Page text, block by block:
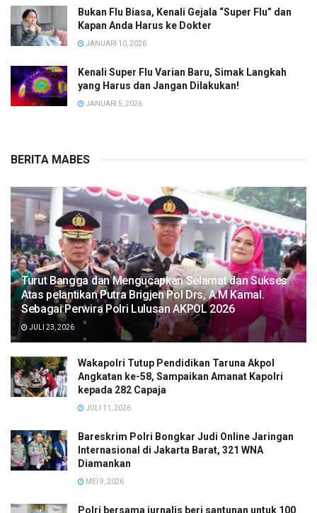
Bukan Flu Biasa, Kenali Gejala “Super Flu” dan
Kapan Anda Harus ke Dokter
JANUARI 10, 2026
Kenali Super Flu Varian Baru, Simak Langkah
yang Harus dan Jangan Dilakukan!
JANUARI 5, 2026
BERITA MABES
Turut Bangga dan Mengucapkan Selamat dan Sukses
Atas pelantikan Putra Brigjen Pol Drs, A.M Kamal.
Sebagai Perwira Polri Lulusan AKPOL 2026
JULI 23, 2026
Wakapolri Tutup Pendidikan Taruna Akpol
Angkatan ke-58, Sampaikan Amanat Kapolri
kepada 282 Capaja
JULI 11, 2026
Bareskrim Polri Bongkar Judi Online Jaringan
Internasional di Jakarta Barat, 321 WNA
Diamankan
MEI 9, 2026
Polri bersama jurnalis beri santunan untuk 100